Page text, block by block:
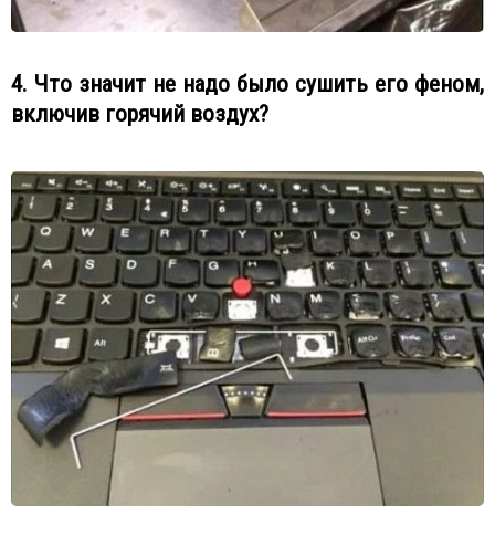
4. Что значит не надо было сушить его феном,
включив горячий воздух?